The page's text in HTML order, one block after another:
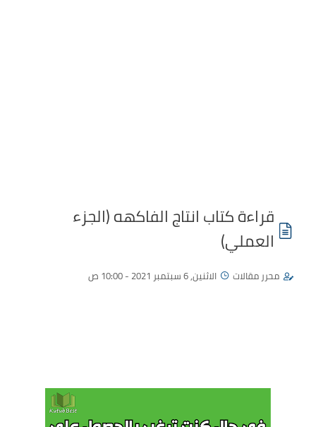
قراءة كتاب انتاج الفاكهه (الجزء
العملي)
محرر مقالات الاثنين, 6 سبتمبر 2021 - 10:00 ص